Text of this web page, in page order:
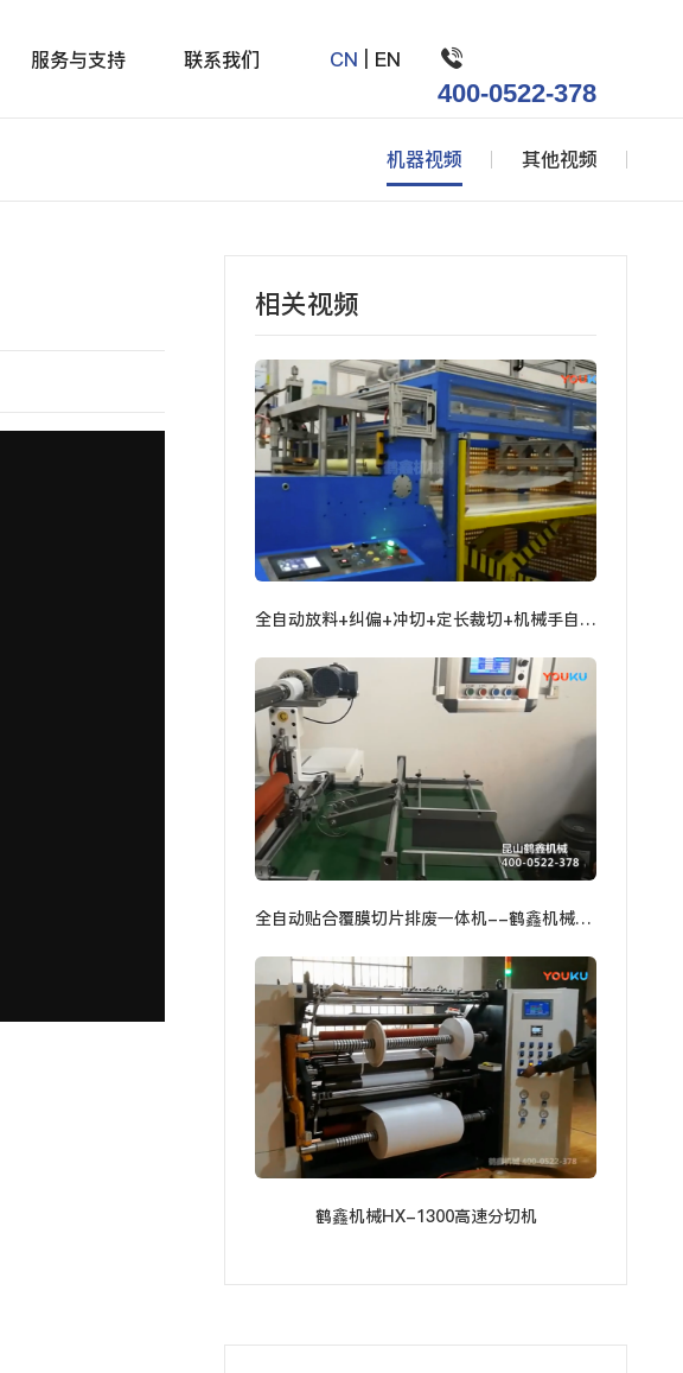
服务与支持 联系我们 CN EN 
400-0522-378
机器视频 其他视频
相关视频
全自动放料+纠偏+冲切+定长裁切+机械手自动夹料+自动升降台堆叠一体机
全自动贴合覆膜切片排废一体机--鹤鑫机械又一款神机！
鹤鑫机械HX-1300高速分切机